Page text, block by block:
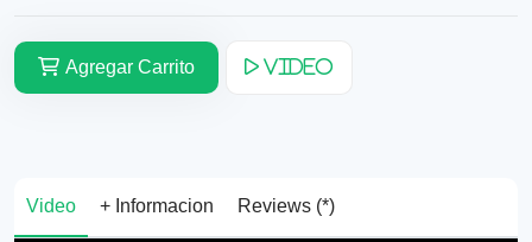
Agregar Carrito Video
Video + Informacion Reviews (*)